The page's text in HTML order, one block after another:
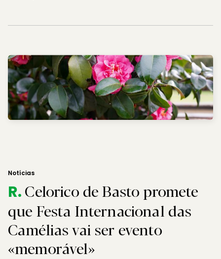
Notícias
R.Celorico de Basto promete
que Festa Internacional das
Camélias vai ser evento
«memorável»